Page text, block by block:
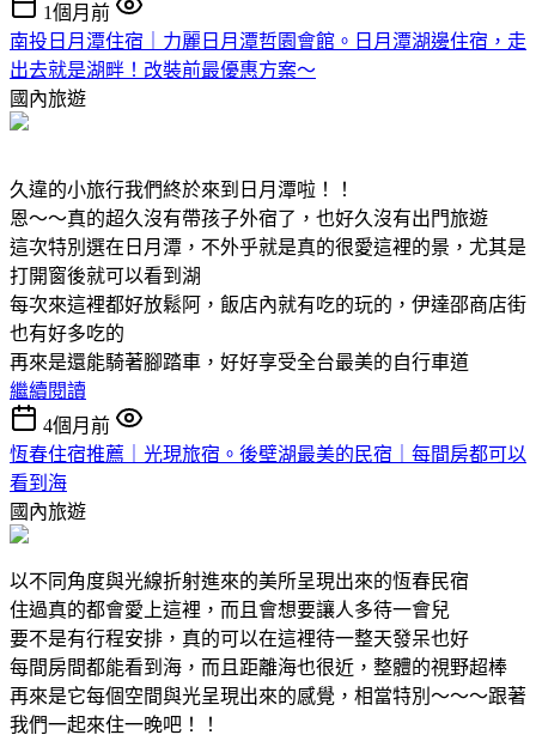
1個月前
南投日月潭住宿｜力麗日月潭哲園會館。日月潭湖邊住宿，走
出去就是湖畔！改裝前最優惠方案～
國內旅遊
久違的小旅行我們終於來到日月潭啦！！
恩～～真的超久沒有帶孩子外宿了，也好久沒有出門旅遊
這次特別選在日月潭，不外乎就是真的很愛這裡的景，尤其是
打開窗後就可以看到湖
每次來這裡都好放鬆阿，飯店內就有吃的玩的，伊達邵商店街
也有好多吃的
再來是還能騎著腳踏車，好好享受全台最美的自行車道
繼續閱讀
4個月前
恆春住宿推薦｜光現旅宿。後壁湖最美的民宿｜每間房都可以
看到海
國內旅遊
以不同角度與光線折射進來的美所呈現出來的恆春民宿
住過真的都會愛上這裡，而且會想要讓人多待一會兒
要不是有行程安排，真的可以在這裡待一整天發呆也好
每間房間都能看到海，而且距離海也很近，整體的視野超棒
再來是它每個空間與光呈現出來的感覺，相當特別～～～跟著
我們一起來住一晚吧！！